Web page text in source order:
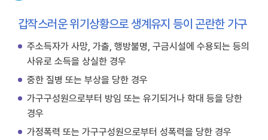
갑작스러운 위기상황으로 생계유지 등이 곤란한 가구
주소득자가 사망, 가출, 행방불명, 구금시설에 수용되는 등의
사유로 소득을 상실한 경우
중한 질병 또는 부상을 당한 경우
가구구성원으로부터 방임 또는 유기되거나 학대 등을 당한
경우
가정폭력 또는 가구구성원으로부터 성폭력을 당한 경우